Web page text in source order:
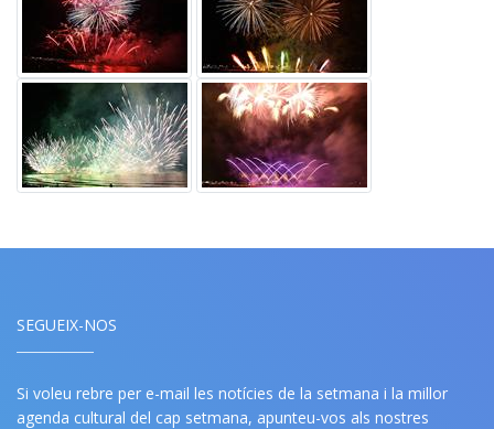
SEGUEIX-NOS
Si voleu rebre per e-mail les notícies de la setmana i la millor
agenda cultural del cap setmana, apunteu-vos als nostres